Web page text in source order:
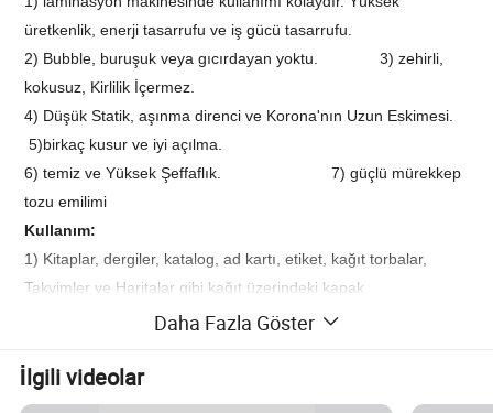
üretkenlik, enerji tasarrufu ve iş gücü tasarrufu.
2) Bubble, buruşuk veya gıcırdayan yoktu. 3) zehirli,
kokusuz, Kirlilik İçermez.
4) Düşük Statik, aşınma direnci ve Korona'nın Uzun Eskimesi.
5)birkaç kusur ve iyi açılma.
6) temiz ve Yüksek Şeffaflık. 7) güçlü mürekkep
tozu emilimi
Kullanım:
1) Kitaplar, dergiler, katalog, ad kartı, etiket, kağıt torbalar,
Takvimler ve Haritalar gibi kağıt üzerindeki kapak
2) her türlü kutu, örneğin: Hediye Kutuları.
gösterme.
Daha Fazla Göster
İlgili videolar